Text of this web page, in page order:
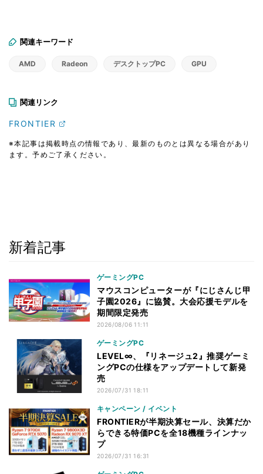
関連キーワード
AMD Radeon デスクトップPC GPU
関連リンク
FRONTIER
※本記事は掲載時点の情報であり、最新のものとは異なる場合があり
ます。予めご了承ください。
新着記事
ゲーミングPC
マウスコンピューターが『にじさんじ甲
子園2026』に協賛。大会応援モデルを
期間限定発売
2026/08/06 11:11
ゲーミングPC
LEVEL∞、『リネージュ2』推奨ゲーミ
ングPCの仕様をアップデートして新発
売
2026/07/31 18:11
キャンペーン / イベント
FRONTIERが半期決算セール、決算だか
らできる特価PCを全18機種ラインナッ
プ
2026/07/31 16:31